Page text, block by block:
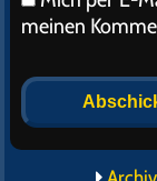
meinen
Alternative: